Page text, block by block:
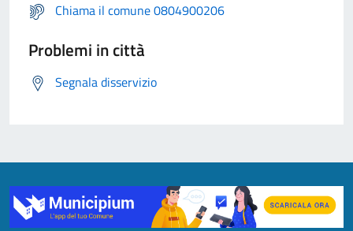
Chiama il comune 0804900206
Problemi in città
Segnala disservizio